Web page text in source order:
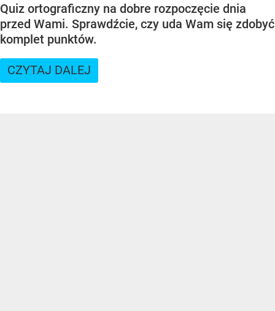
Quiz ortograficzny na dobre rozpoczęcie dnia
przed Wami. Sprawdźcie, czy uda Wam się zdobyć
komplet punktów.
CZYTAJ DALEJ